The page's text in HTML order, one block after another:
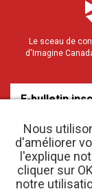
Nous
d'améliorer
l'explique
cliquer sur
notre
Le sceau de
d'Imagine
E-bulletin